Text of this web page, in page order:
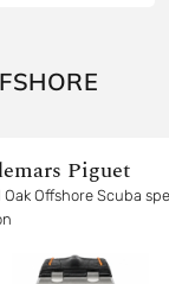
Piguet
Oak Offshore Scuba